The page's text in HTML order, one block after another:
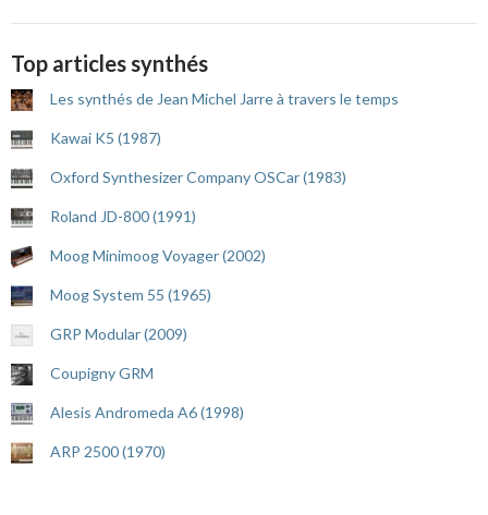
Top articles synthés
Les synthés de Jean Michel Jarre à travers le temps
Kawai K5 (1987)
Oxford Synthesizer Company OSCar (1983)
Roland JD-800 (1991)
Moog Minimoog Voyager (2002)
Moog System 55 (1965)
GRP Modular (2009)
Coupigny GRM
Alesis Andromeda A6 (1998)
ARP 2500 (1970)